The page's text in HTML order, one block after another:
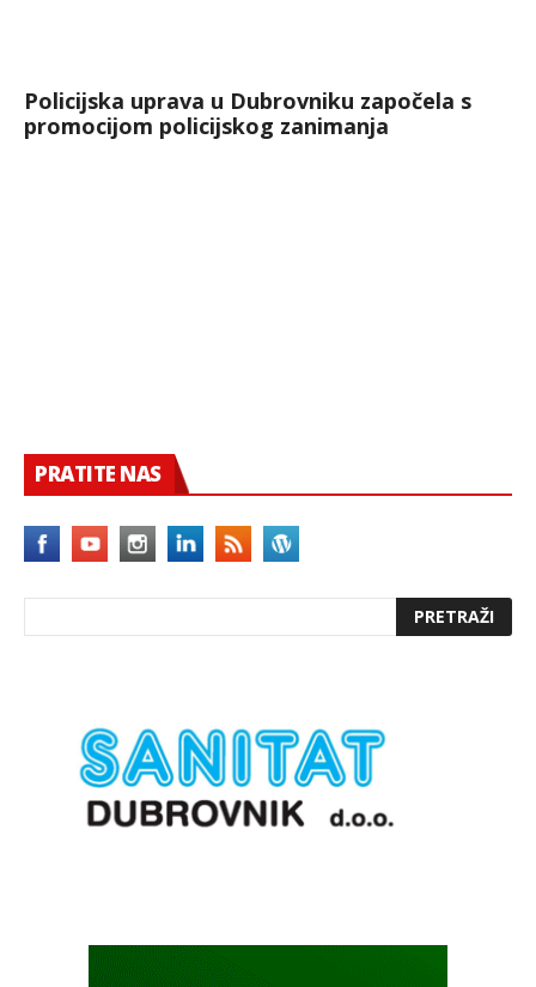
Policijska uprava u Dubrovniku započela s
promocijom policijskog zanimanja
PRATITE NAS